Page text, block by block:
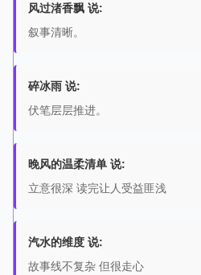
风过渚香飘 说:
叙事清晰。
碎冰雨 说:
伏笔层层推进。
晚风的温柔清单 说:
立意很深 读完让人受益匪浅
汽水的维度 说:
故事线不复杂 但很走心